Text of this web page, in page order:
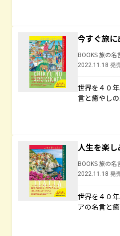
今すぐ旅
BOOKS 旅の名
2022.11.18 発
世界を４０
言と癒やし
人生を楽し
BOOKS 旅の名
2022.11.18 発
世界を４０
アの名言と